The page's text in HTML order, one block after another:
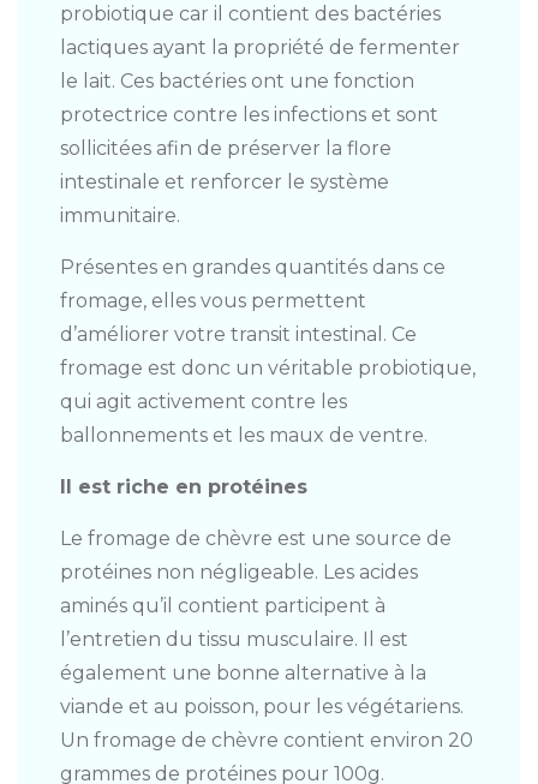
probiotique car il contient des bactéries
lactiques ayant la propriété de fermenter
le lait. Ces bactéries ont une fonction
protectrice contre les infections et sont
sollicitées afin de préserver la flore
intestinale et renforcer le système
immunitaire.
Présentes en grandes quantités dans ce
fromage, elles vous permettent
d’améliorer votre transit intestinal. Ce
fromage est donc un véritable probiotique,
qui agit activement contre les
ballonnements et les maux de ventre.
Il est riche en protéines
Le fromage de chèvre est une source de
protéines non négligeable. Les acides
aminés qu’il contient participent à
l’entretien du tissu musculaire. Il est
également une bonne alternative à la
viande et au poisson, pour les végétariens.
Un fromage de chèvre contient environ 20
grammes de protéines pour 100g.